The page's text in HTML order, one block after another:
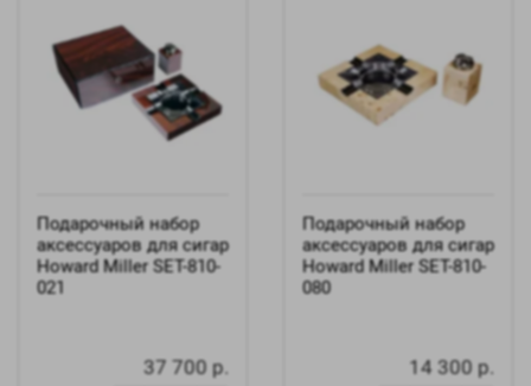
Подарочный набор
аксессуаров для сигар
Howard Miller SET-810-
021
37 700 р.
Подарочный набор
аксессуаров для сигар
Howard Miller SET-810-
080
14 300 р.